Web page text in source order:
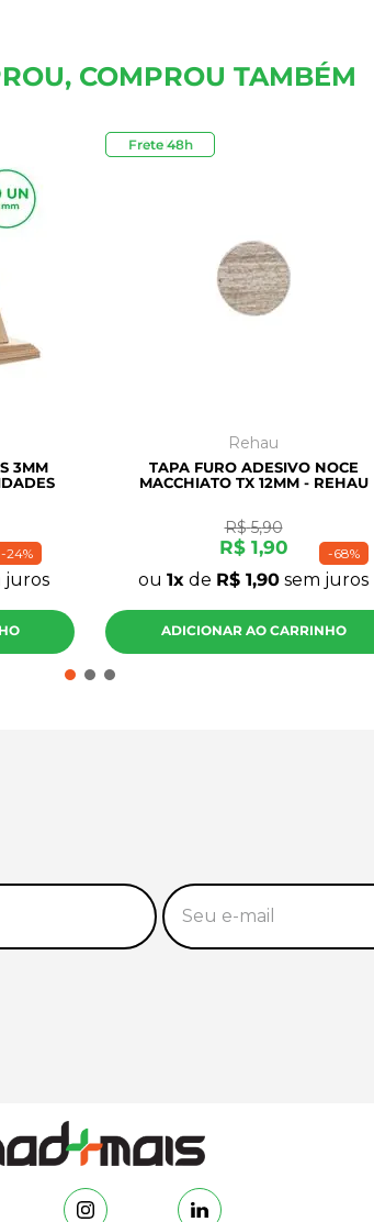
COMPROU TAMBÉM
-24%
3MM
juros
-68%
Outlet
Frete 48h
Rehau
TAPA FURO ADESIVO NOCE
MACCHIATO TX 12MM - REHAU
R$ 5,90
R$ 1,90
ou1 de R$ 1,90 sem juros
ADICIONAR AO CARRINHO